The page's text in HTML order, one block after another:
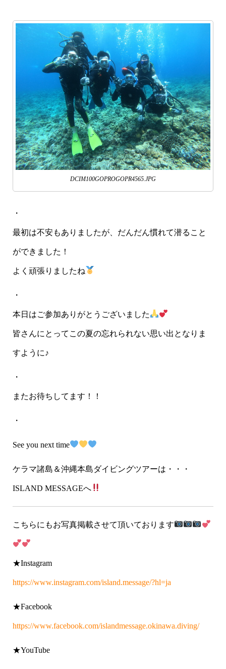
DCIM100GOPROGOPR4565.JPG
・
最初は不安もありましたが、だんだん慣れて潜ること
ができました！
よく頑張りましたね
・
本日はご参加ありがとうございました
皆さんにとってこの夏の忘れられない思い出となりま
すように♪
・
またお待ちしてます！！
・
See you next time
ケラマ諸島＆沖縄本島ダイビングツアーは・・・
ISLAND MESSAGEへ
こちらにもお写真掲載させて頂いております
★Instagram
https://www.instagram.com/island.message/?hl=ja
★Facebook
https://www.facebook.com/islandmessage.okinawa.diving/
★YouTube